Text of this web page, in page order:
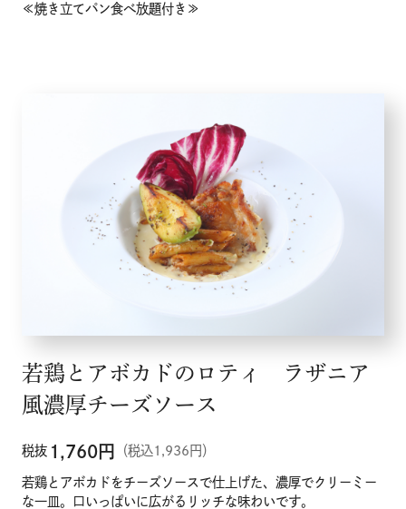
≪焼き立てパン食べ放題付き≫
若鶏とアボカドのロティ ラザニア
風濃厚チーズソース
税抜 1,760円 （税込1,936円）
若鶏とアボカドをチーズソースで仕上げた、濃厚でクリーミー
な一皿。口いっぱいに広がるリッチな味わいです。